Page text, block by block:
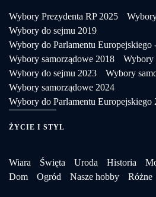
Wybory Prezydenta RP 2025
Wybory do sejmu 2019
Wybory do Parlamentu Europejskiego
Wybory samorządowe 2018
Wybory
Wybory do sejmu 2023
Wybory
Wybory samorządowe 2024
Wybory do Parlamentu Europejskiego
ŻYCIE I STYL
Wiara Święta Uroda Historia
Dom
Ogród Nasze hobby Różne